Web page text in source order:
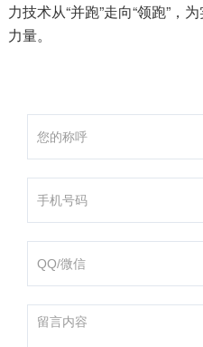
力技术从“并跑”走向“领跑”，
力量。